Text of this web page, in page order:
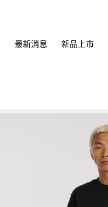
最新消息 新品上市